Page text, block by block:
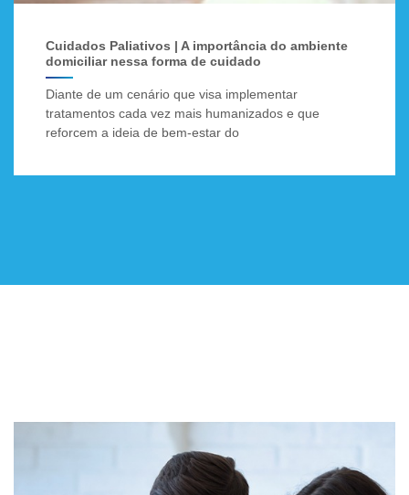
Cuidados Paliativos | A importância do ambiente
domiciliar nessa forma de cuidado
Diante de um cenário que visa implementar
tratamentos cada vez mais humanizados e que
reforcem a ideia de bem-estar do